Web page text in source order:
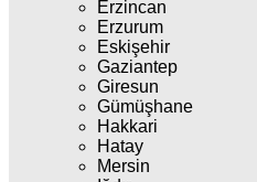
Erzincan
Erzurum
Eskişehir
Gaziantep
Giresun
Gümüşhane
Hakkari
Hatay
Mersin